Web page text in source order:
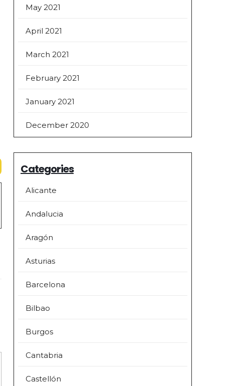
May 2021
April 2021
March 2021
February 2021
January 2021
December 2020
Categories
Alicante
Andalucia
Aragón
Asturias
Barcelona
Bilbao
Burgos
Cantabria
Castellón